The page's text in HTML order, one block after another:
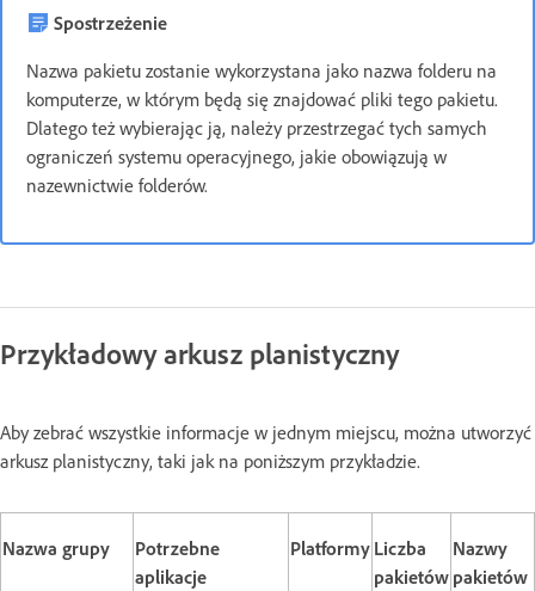
Spostrzeżenie
Nazwa pakietu zostanie wykorzystana jako nazwa folderu na
komputerze, w którym będą się znajdować pliki tego pakietu.
Dlatego też wybierając ją, należy przestrzegać tych samych
ograniczeń systemu operacyjnego, jakie obowiązują w
nazewnictwie folderów.
Przykładowy arkusz planistyczny
Aby zebrać wszystkie informacje w jednym miejscu, można utworzyć
arkusz planistyczny, taki jak na poniższym przykładzie.
Nazwa grupy
Potrzebne
aplikacje
Platformy Liczba
pakietów
Nazwy
pakietów